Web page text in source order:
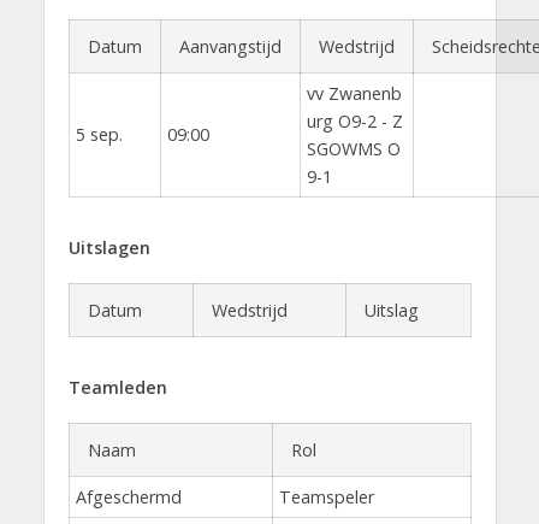
Datum Aanvangstijd Wedstrijd
5 sep. 09:00
vv Zwanenb
urg O9-2 - Z
SGOWMS O
9-1
Uitslagen
Datum Wedstrijd Uitslag
Teamleden
Naam Rol
Afgeschermd
Teamspeler